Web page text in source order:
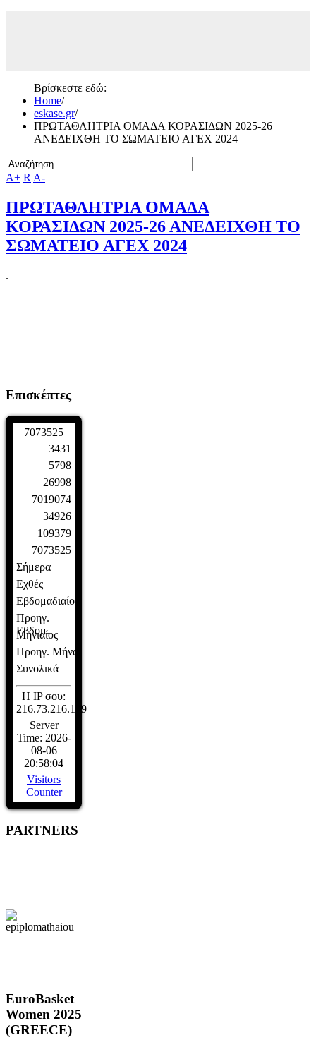
Βρίσκεστε εδώ:
Home/
eskase.gr/
ΠΡΩΤΑΘΛΗΤΡΙΑ ΟΜΑΔΑ ΚΟΡΑΣΙΔΩΝ 2025-26
ΑΝΕΔΕΙΧΘΗ ΤΟ ΣΩΜΑΤΕΙΟ ΑΓΕΧ 2024
A+ R A-
ΠΡΩΤΑΘΛΗΤΡΙΑ ΟΜΑΔΑ
ΚΟΡΑΣΙΔΩΝ 2025-26 ΑΝΕΔΕΙΧΘΗ ΤΟ
ΣΩΜΑΤΕΙΟ ΑΓΕΧ 2024
.
Επισκέπτες
7073525
Σήμερα
Εχθές
Εβδομαδιαίος
Προηγ.
Εβδομ.
Μηνιαίος
Προηγ. Μήνα
Συνολικά
3431
5798
26998
7019074
34926
109379
7073525
Η IP σου:
216.73.216.139
Server
Time: 2026-
08-06
20:58:04
Visitors
Counter
PARTNERS
EuroBasket
Women 2025
(GREECE)